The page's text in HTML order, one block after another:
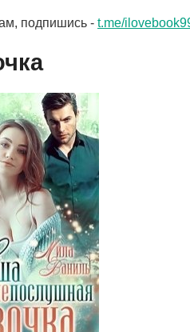
подпишись - t.me/